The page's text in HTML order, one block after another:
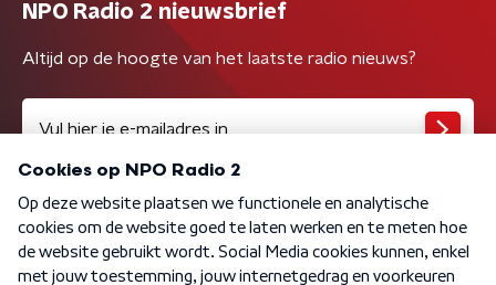
NPO Radio 2 nieuwsbrief
Altijd op de hoogte van het laatste radio nieuws?
Algemene voorwaarden